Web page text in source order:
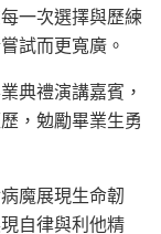
一次選擇與歷練
試而更寬廣。
典禮演講嘉賓，
，勉勵畢業生勇
魔展現生命韌
自律與利他精